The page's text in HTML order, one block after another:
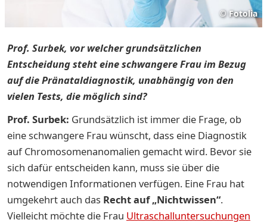
© Fotolia
Prof. Surbek, vor welcher grundsätzlichen
Entscheidung steht eine schwangere Frau im Bezug
auf die Pränataldiagnostik, unabhängig von den
vielen Tests, die möglich sind?
Prof. Surbek: Grundsätzlich ist immer die Frage, ob
eine schwangere Frau wünscht, dass eine Diagnostik
auf Chromosomenanomalien gemacht wird. Bevor sie
sich dafür entscheiden kann, muss sie über die
notwendigen Informationen verfügen. Eine Frau hat
umgekehrt auch das Recht auf „Nichtwissen“.
Vielleicht möchte die Frau Ultraschalluntersuchungen